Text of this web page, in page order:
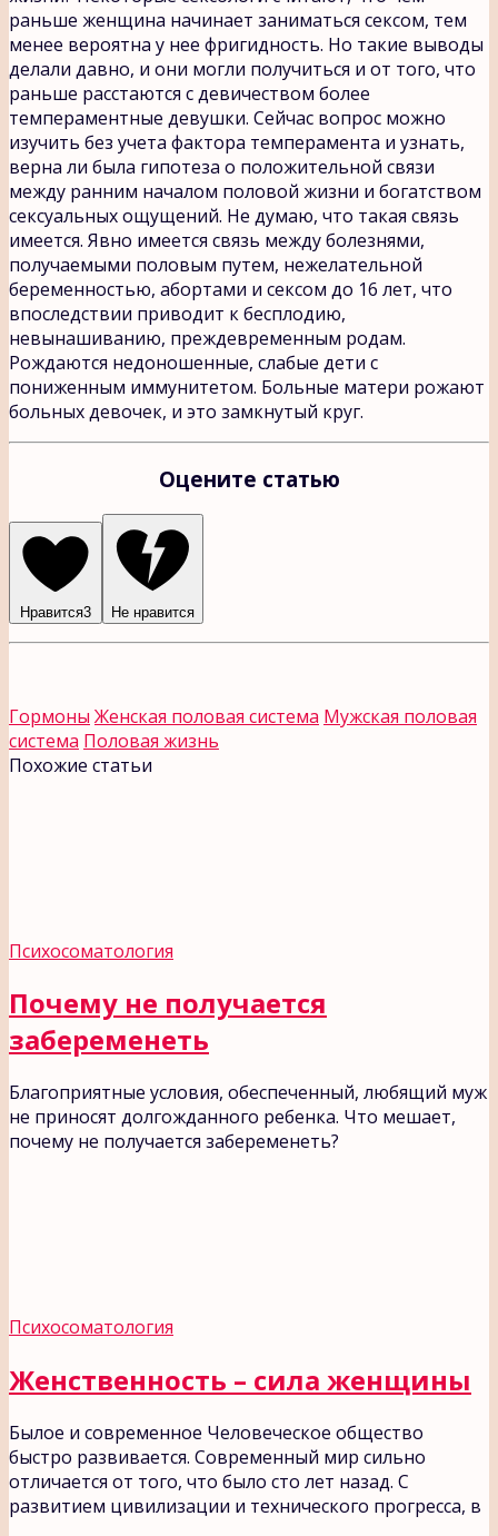
раньше женщина начинает заниматься сексом, тем
менее вероятна у нее фригидность. Но такие выводы
делали давно, и они могли получиться и от того, что
раньше расстаются с девичеством более
темпераментные девушки. Сейчас вопрос можно
изучить без учета фактора темперамента и узнать,
верна ли была гипотеза о положительной связи
между ранним началом половой жизни и богатством
сексуальных ощущений. Не думаю, что такая связь
имеется. Явно имеется связь между болезнями,
получаемыми половым путем, нежелательной
беременностью, абортами и сексом до 16 лет, что
впоследствии приводит к бесплодию,
невынашиванию, преждевременным родам.
Рождаются недоношенные, слабые дети с
пониженным иммунитетом. Больные матери рожают
больных девочек, и это замкнутый круг.
Оцените статью
Нравится3 Не нравится
Гормоны Женская половая система Мужская половая
система Половая жизнь
Похожие статьи
Психосоматология
Почему не получается
забеременеть
Благоприятные условия, обеспеченный, любящий муж
не приносят долгожданного ребенка. Что мешает,
почему не получается забеременеть?
Психосоматология
Женственность – сила женщины
Былое и современное Человеческое общество
быстро развивается. Современный мир сильно
отличается от того, что было сто лет назад. С
развитием цивилизации и технического прогресса, в